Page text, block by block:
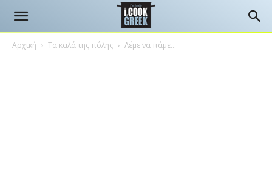
Αρχική Τα καλά της πόλης Λέμε να πάμε…